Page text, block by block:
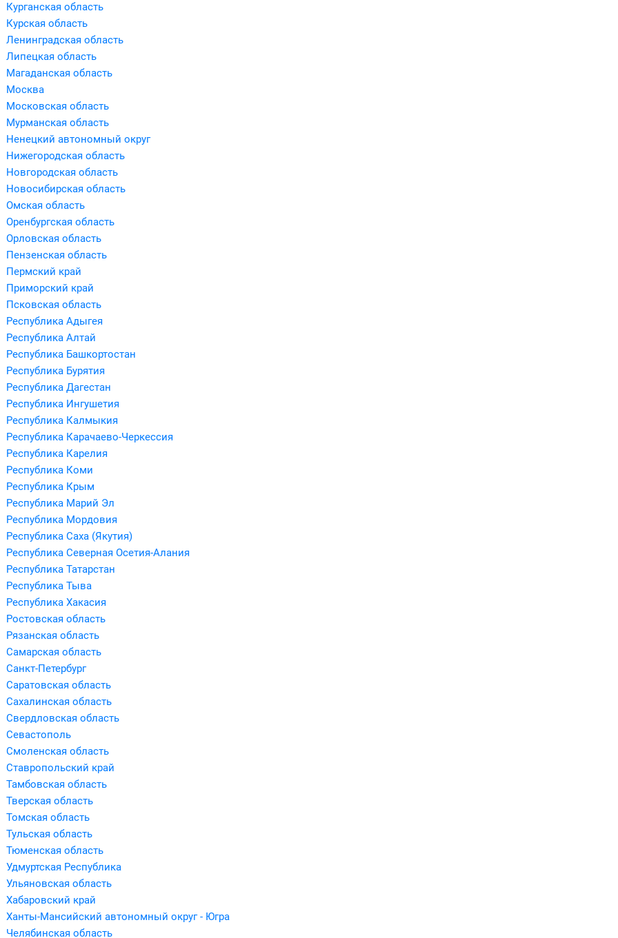
Курганская область
Курская область
Ленинградская область
Липецкая область
Магаданская область
Москва
Московская область
Мурманская область
Ненецкий автономный округ
Нижегородская область
Новгородская область
Новосибирская область
Омская область
Оренбургская область
Орловская область
Пензенская область
Пермский край
Приморский край
Псковская область
Республика Адыгея
Республика Алтай
Республика Башкортостан
Республика Бурятия
Республика Дагестан
Республика Ингушетия
Республика Калмыкия
Республика Карачаево-Черкессия
Республика Карелия
Республика Коми
Республика Крым
Республика Марий Эл
Республика Мордовия
Республика Саха (Якутия)
Республика Северная Осетия-Алания
Республика Татарстан
Республика Тыва
Республика Хакасия
Ростовская область
Рязанская область
Самарская область
Санкт-Петербург
Саратовская область
Сахалинская область
Свердловская область
Севастополь
Смоленская область
Ставропольский край
Тамбовская область
Тверская область
Томская область
Тульская область
Тюменская область
Удмуртская Республика
Ульяновская область
Хабаровский край
Ханты-Мансийский автономный округ - Югра
Челябинская область